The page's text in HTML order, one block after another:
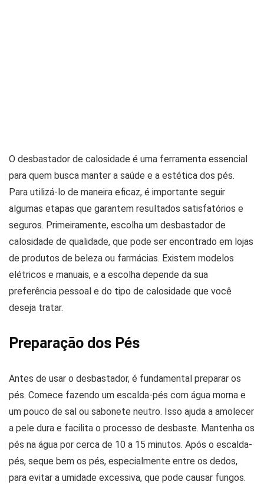
O desbastador de calosidade é uma ferramenta essencial
para quem busca manter a saúde e a estética dos pés.
Para utilizá-lo de maneira eficaz, é importante seguir
algumas etapas que garantem resultados satisfatórios e
seguros. Primeiramente, escolha um desbastador de
calosidade de qualidade, que pode ser encontrado em lojas
de produtos de beleza ou farmácias. Existem modelos
elétricos e manuais, e a escolha depende da sua
preferência pessoal e do tipo de calosidade que você
deseja tratar.
Preparação dos Pés
Antes de usar o desbastador, é fundamental preparar os
pés. Comece fazendo um escalda-pés com água morna e
um pouco de sal ou sabonete neutro. Isso ajuda a amolecer
a pele dura e facilita o processo de desbaste. Mantenha os
pés na água por cerca de 10 a 15 minutos. Após o escalda-
pés, seque bem os pés, especialmente entre os dedos,
para evitar a umidade excessiva, que pode causar fungos.